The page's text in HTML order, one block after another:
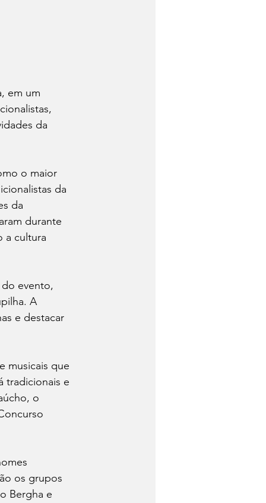
em um
da
o maior
da
da
durante
a cultura
evento,
A
e destacar
musicais que
tradicionais e
o
os grupos
Bergha e